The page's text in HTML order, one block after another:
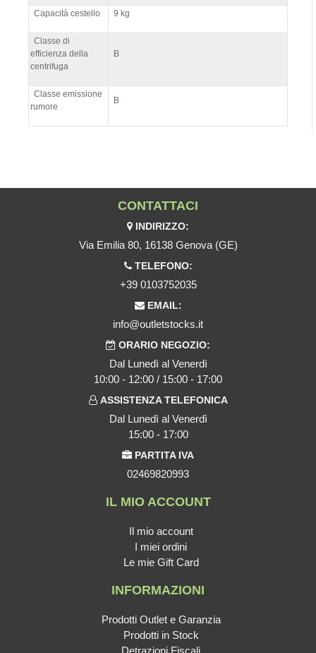
Capacità cestello 9 kg
Classe di
efficienza della
centrifuga
B
Classe emissione
rumore
B
CONTATTACI
INDIRIZZO:
Via Emilia 80, 16138 Genova (GE)
TELEFONO:
+39 0103752035
EMAIL:
info@outletstocks.it
ORARIO NEGOZIO:
Dal Lunedì al Venerdì
10:00 - 12:00 / 15:00 - 17:00
ASSISTENZA TELEFONICA
Dal Lunedì al Venerdì
15:00 - 17:00
PARTITA IVA
02469820993
IL MIO ACCOUNT
Il mio account
I miei ordini
Le mie Gift Card
INFORMAZIONI
Prodotti Outlet e Garanzia
Prodotti in Stock
Detrazioni Fiscali